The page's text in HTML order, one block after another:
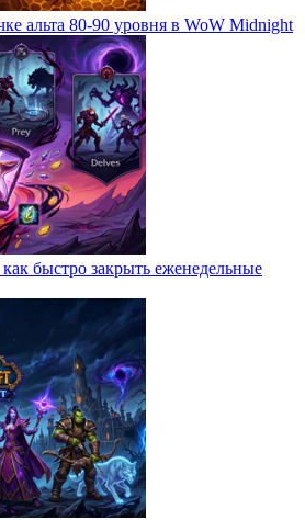
альта 80-90 уровня в WoW Midnight
быстро закрыть еженедельные